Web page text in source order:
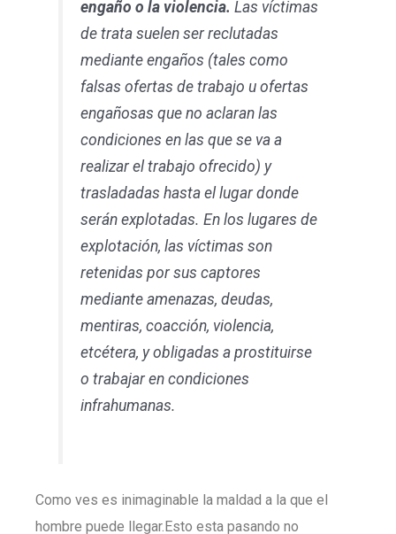
engaño o la violencia. Las víctimas
de trata suelen ser reclutadas
mediante engaños (tales como
falsas ofertas de trabajo u ofertas
engañosas que no aclaran las
condiciones en las que se va a
realizar el trabajo ofrecido) y
trasladadas hasta el lugar donde
serán explotadas. En los lugares de
explotación, las víctimas son
retenidas por sus captores
mediante amenazas, deudas,
mentiras, coacción, violencia,
etcétera, y obligadas a prostituirse
o trabajar en condiciones
infrahumanas.
Como ves es inimaginable la maldad a la que el
hombre puede llegar.Esto esta pasando no